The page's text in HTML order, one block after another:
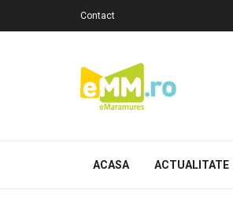
Contact
ACASA ACTUALITATE